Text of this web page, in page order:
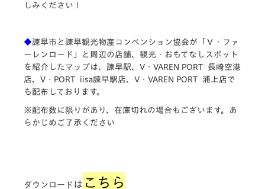
しみください！
◆諫早市と諫早観光物産コンベンション協会が「Ｖ・ファ
ーレンロード」と周辺の店舗、観光・おもてなしスポット
を紹介したマップは、諫早駅、V・VAREN PORT 長崎空港
店、V・PORT iisa諫早駅店、V・VAREN PORT 浦上店で
も配布しております。
※配布数に限りがあり、在庫切れの場合もございます。あ
らかじめご了承ください
ダウンロード は こちら